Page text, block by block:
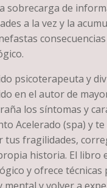
sobrecarga de
a la vez y la
psicoterapeuta y
en el autor de
los síntomas y
Acelerado (spa) y
tus fragilidades,
historia. El libro
y ofrece